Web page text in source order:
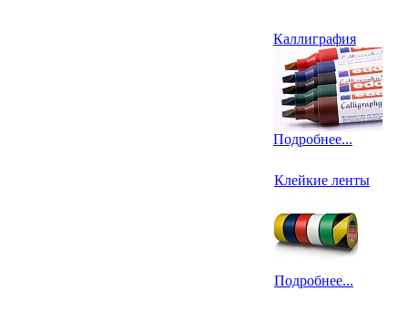
Каллиграфия
Подробнее...
Клейкие ленты
Подробнее...